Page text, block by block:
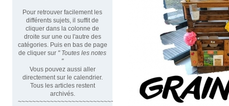
Pour retrouver facilement les
différents sujets, il suffit de
cliquer dans la colonne de
droite sur une ou l'autre des
catégories. Puis en bas de page
de cliquer sur " Toutes les notes
"
Vous pouvez aussi aller
directement sur le calendrier.
Tous les articles restent
archivés.
~~~~~~~~~~~~~~~~~~~~~~~~~~~~~~~~~